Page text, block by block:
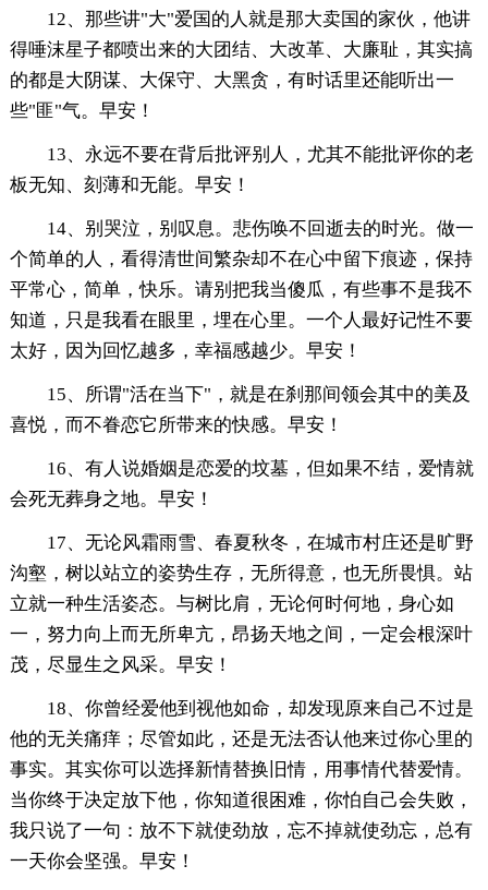
12、那些讲"大"爱国的人就是那大卖国的家伙，他讲
得唾沫星子都喷出来的大团结、大改革、大廉耻，其实搞
的都是大阴谋、大保守、大黑贪，有时话里还能听出一
些"匪"气。早安！
13、永远不要在背后批评别人，尤其不能批评你的老
板无知、刻薄和无能。早安！
14、别哭泣，别叹息。悲伤唤不回逝去的时光。做一
个简单的人，看得清世间繁杂却不在心中留下痕迹，保持
平常心，简单，快乐。请别把我当傻瓜，有些事不是我不
知道，只是我看在眼里，埋在心里。一个人最好记性不要
太好，因为回忆越多，幸福感越少。早安！
15、所谓"活在当下"，就是在刹那间领会其中的美及
喜悦，而不眷恋它所带来的快感。早安！
16、有人说婚姻是恋爱的坟墓，但如果不结，爱情就
会死无葬身之地。早安！
17、无论风霜雨雪、春夏秋冬，在城市村庄还是旷野
沟壑，树以站立的姿势生存，无所得意，也无所畏惧。站
立就一种生活姿态。与树比肩，无论何时何地，身心如
一，努力向上而无所卑亢，昂扬天地之间，一定会根深叶
茂，尽显生之风采。早安！
18、你曾经爱他到视他如命，却发现原来自己不过是
他的无关痛痒；尽管如此，还是无法否认他来过你心里的
事实。其实你可以选择新情替换旧情，用事情代替爱情。
当你终于决定放下他，你知道很困难，你怕自己会失败，
我只说了一句：放不下就使劲放，忘不掉就使劲忘，总有
一天你会坚强。早安！